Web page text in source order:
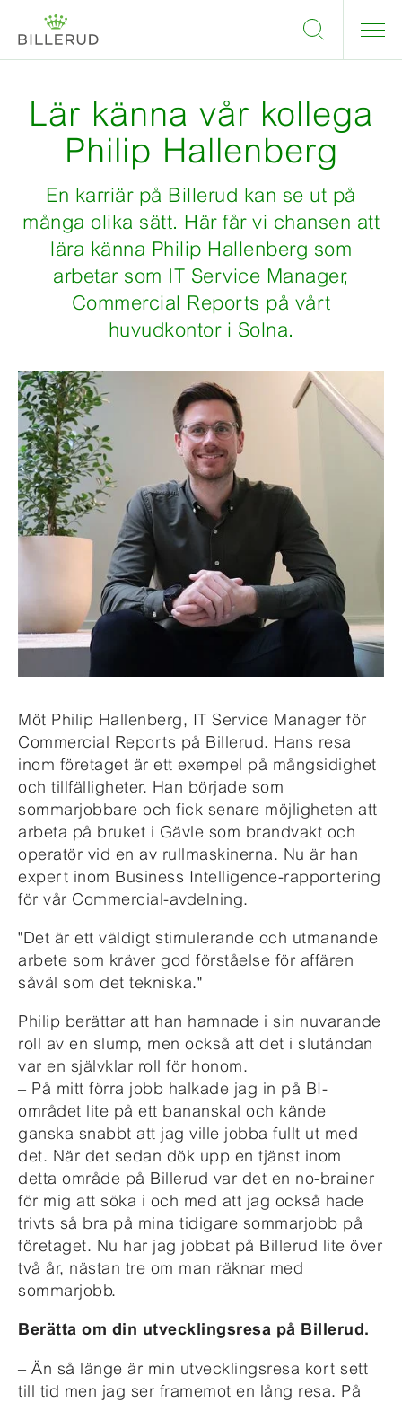
Lär känna vår kollega
Philip Hallenberg
En karriär på Billerud kan se ut på
många olika sätt. Här får vi chansen att
lära känna Philip Hallenberg som
arbetar som IT Service Manager,
Commercial Reports på vårt
huvudkontor i Solna.
Möt Philip Hallenberg, IT Service Manager för
Commercial Reports på Billerud. Hans resa
inom företaget är ett exempel på mångsidighet
och tillfälligheter. Han började som
sommarjobbare och fick senare möjligheten att
arbeta på bruket i Gävle som brandvakt och
operatör vid en av rullmaskinerna. Nu är han
expert inom Business Intelligence-rapportering
för vår Commercial-avdelning.
"Det är ett väldigt stimulerande och utmanande
arbete som kräver god förståelse för affären
såväl som det tekniska."
Philip berättar att han hamnade i sin nuvarande
roll av en slump, men också att det i slutändan
var en självklar roll för honom.
– På mitt förra jobb halkade jag in på BI-
området lite på ett bananskal och kände
ganska snabbt att jag ville jobba fullt ut med
det. När det sedan dök upp en tjänst inom
detta område på Billerud var det en no-brainer
för mig att söka i och med att jag också hade
trivts så bra på mina tidigare sommarjobb på
företaget. Nu har jag jobbat på Billerud lite över
två år, nästan tre om man räknar med
sommarjobb.
Berätta om din utvecklingsresa på Billerud.
– Än så länge är min utvecklingsresa kort sett
till tid men jag ser framemot en lång resa. På